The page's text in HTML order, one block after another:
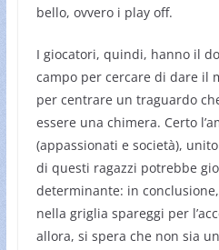
bello, ovvero i play off.
I giocatori, quindi, hanno il
campo per cercare di dare il
per centrare un traguardo
essere una chimera. Certo
(appassionati e società),
di questi ragazzi potrebbe
determinante: in
nella griglia spareggi per
allora, si spera che non sia